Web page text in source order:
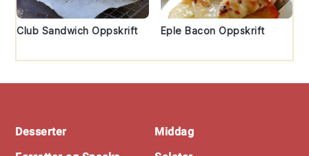
Club Sandwich Oppskrift Eple Bacon Oppskrift
Desserter
Middag